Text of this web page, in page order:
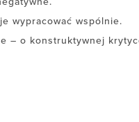
wypracować wspólnie.
– o konstruktywnej